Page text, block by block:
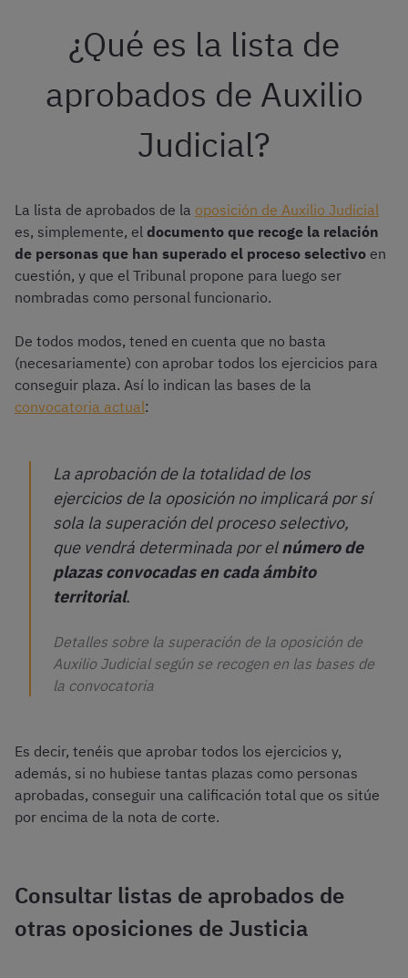
¿Qué es la lista de
aprobados de Auxilio
Judicial?
La lista de aprobados de la oposición de Auxilio Judicial
es, simplemente, el documento que recoge la relación
de personas que han superado el proceso selectivo en
cuestión, y que el Tribunal propone para luego ser
nombradas como personal funcionario.
De todos modos, tened en cuenta que no basta
(necesariamente) con aprobar todos los ejercicios para
conseguir plaza. Así lo indican las bases de la
convocatoria actual:
La aprobación de la totalidad de los
ejercicios de la oposición no implicará por sí
sola la superación del proceso selectivo,
que vendrá determinada por elnúmero de
plazas convocadas en cada ámbito
territorial.
Detalles sobre la superación de la oposición de
Auxilio Judicial según se recogen en las bases de
la convocatoria
Es decir, tenéis que aprobar todos los ejercicios y,
además, si no hubiese tantas plazas como personas
aprobadas, conseguir una calificación total que os sitúe
por encima de la nota de corte.
Consultar listas de aprobados de
otras oposiciones de Justicia